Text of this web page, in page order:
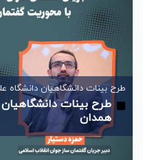
طرح بینات دانشگاهیان دانشگاه
طرح بینات
همدان